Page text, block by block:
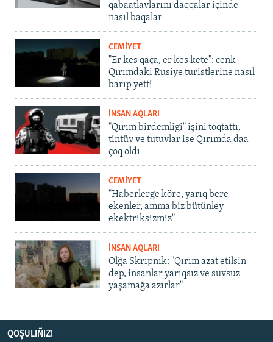
qabaatlavlarını daqqalar içinde
nasıl baqalar
CEMİYET
"Er kes qaça, er kes kete": cenk
Qırımdaki Rusiye turistlerine nasıl
barıp yetti
İNSAN AQLARI
"Qırım birdemligi" işini toqtattı,
tintüv ve tutuvlar ise Qırımda daa
çoq oldı
CEMİYET
"Haberlerge köre, yarıq bere
ekenler, amma biz bütünley
ekektriksizmiz"
İNSAN AQLARI
Olğa Skrıpnık: "Qırım azat etilsin
dep, insanlar yarıqsız ve suvsuz
yaşamağa azırlar"
QOŞULIÑIZ!